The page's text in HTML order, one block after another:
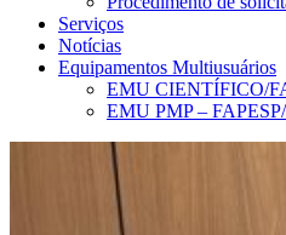
Serviços
Notícias
Equipamentos Multiusuários
EMU CIENTÍFICO/
EMU PMP –